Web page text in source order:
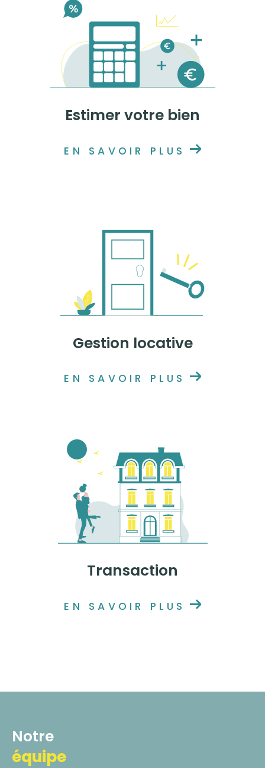
Estimer votre bien
EN SAVOIR PLUS
Gestion locative
EN SAVOIR PLUS
Transaction
EN SAVOIR PLUS
Notre
équipe